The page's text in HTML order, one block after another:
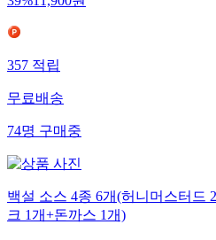
39%11,900원
357적립
무료배송
74명구매중
백설 소스 4종 6개(허니머스터드
크 1개+돈까스 1개)